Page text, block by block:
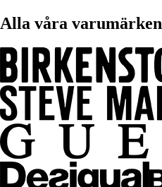
Alla våra varumärken